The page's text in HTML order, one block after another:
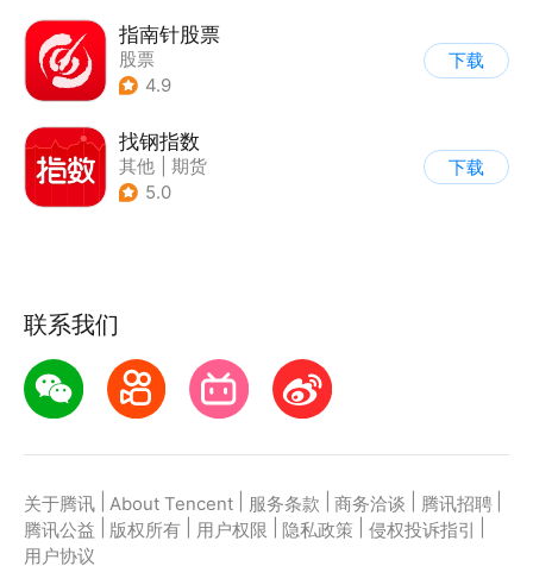
指南针股票
股票
4.9
下载
找钢指数
其他
期货
5.0
下载
联系我们
关于腾讯 About Tencent 服务条款 商务洽谈 腾讯招聘
腾讯公益
版权所有 用户权限 隐私政策 侵权投诉指引
用户协议